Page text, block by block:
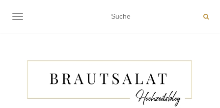
NAVIGATION EIN-/AUSSCHALTEN